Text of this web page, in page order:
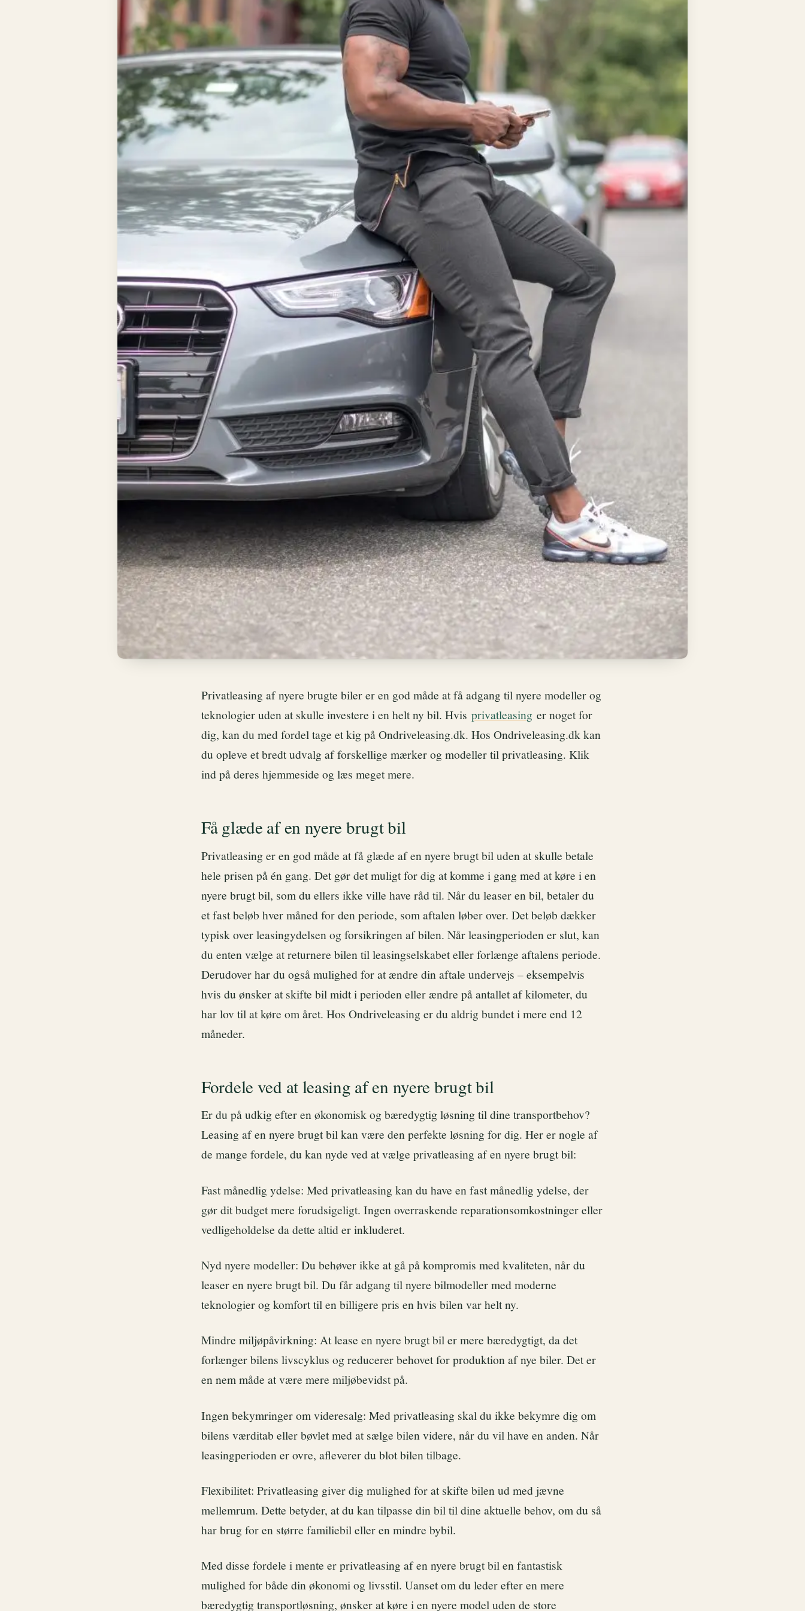
Privatleasing af nyere brugte biler er en god måde at få adgang til nyere modeller og
teknologier uden at skulle investere i en helt ny bil. Hvis privatleasing er noget for
dig, kan du med fordel tage et kig på Ondriveleasing.dk. Hos Ondriveleasing.dk kan
du opleve et bredt udvalg af forskellige mærker og modeller til privatleasing. Klik
ind på deres hjemmeside og læs meget mere.
Få glæde af en nyere brugt bil
Privatleasing er en god måde at få glæde af en nyere brugt bil uden at skulle betale
hele prisen på én gang. Det gør det muligt for dig at komme i gang med at køre i en
nyere brugt bil, som du ellers ikke ville have råd til. Når du leaser en bil, betaler du
et fast beløb hver måned for den periode, som aftalen løber over. Det beløb dækker
typisk over leasingydelsen og forsikringen af bilen. Når leasingperioden er slut, kan
du enten vælge at returnere bilen til leasingselskabet eller forlænge aftalens periode.
Derudover har du også mulighed for at ændre din aftale undervejs – eksempelvis
hvis du ønsker at skifte bil midt i perioden eller ændre på antallet af kilometer, du
har lov til at køre om året. Hos Ondriveleasing er du aldrig bundet i mere end 12
måneder.
Fordele ved at leasing af en nyere brugt bil
Er du på udkig efter en økonomisk og bæredygtig løsning til dine transportbehov?
Leasing af en nyere brugt bil kan være den perfekte løsning for dig. Her er nogle af
de mange fordele, du kan nyde ved at vælge privatleasing af en nyere brugt bil:
Fast månedlig ydelse: Med privatleasing kan du have en fast månedlig ydelse, der
gør dit budget mere forudsigeligt. Ingen overraskende reparationsomkostninger eller
vedligeholdelse da dette altid er inkluderet.
Nyd nyere modeller: Du behøver ikke at gå på kompromis med kvaliteten, når du
leaser en nyere brugt bil. Du får adgang til nyere bilmodeller med moderne
teknologier og komfort til en billigere pris en hvis bilen var helt ny.
Mindre miljøpåvirkning: At lease en nyere brugt bil er mere bæredygtigt, da det
forlænger bilens livscyklus og reducerer behovet for produktion af nye biler. Det er
en nem måde at være mere miljøbevidst på.
Ingen bekymringer om videresalg: Med privatleasing skal du ikke bekymre dig om
bilens værditab eller bøvlet med at sælge bilen videre, når du vil have en anden. Når
leasingperioden er ovre, afleverer du blot bilen tilbage.
Flexibilitet: Privatleasing giver dig mulighed for at skifte bilen ud med jævne
mellemrum. Dette betyder, at du kan tilpasse din bil til dine aktuelle behov, om du så
har brug for en større familiebil eller en mindre bybil.
Med disse fordele i mente er privatleasing af en nyere brugt bil en fantastisk
mulighed for både din økonomi og livsstil. Uanset om du leder efter en mere
bæredygtig transportløsning, ønsker at køre i en nyere model uden de store